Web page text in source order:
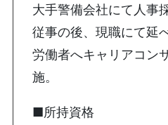
大手警備会社にて人事
従事の後、現職にて延
労働者へキャリアコン
施。
■所持資格